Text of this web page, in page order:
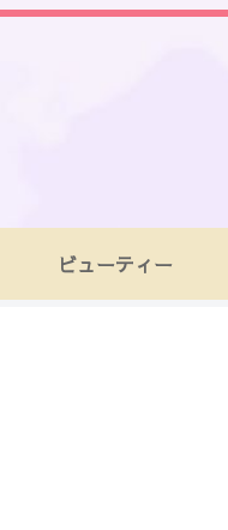
ビューティー